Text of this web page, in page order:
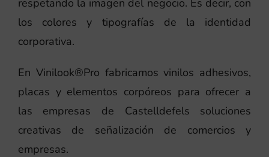
respetando la imagen del negocio. Es decir, con
los colores y tipografías de la identidad
corporativa.
En Vinilook®Pro fabricamos vinilos adhesivos,
placas y elementos corpóreos para ofrecer a
las empresas de Castelldefels soluciones
creativas de señalización de comercios y
empresas.